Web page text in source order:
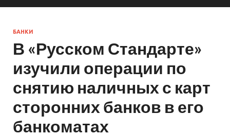
БАНКИ
В «Русском Стандарте» ​
изучили операции по
снятию наличных с карт
сторонних банков в его
банкоматах​